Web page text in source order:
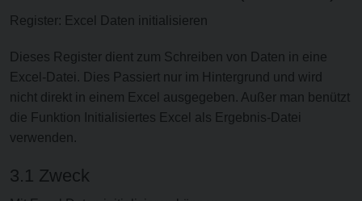
Register: Excel Daten initialisieren
Dieses Register dient zum Schreiben von Daten in eine
Excel-Datei. Dies Passiert nur im Hintergrund und wird
nicht direkt in einem Excel ausgegeben. Außer man benützt
die Funktion Initialisiertes Excel als Ergebnis-Datei
verwenden.
3.1 Zweck